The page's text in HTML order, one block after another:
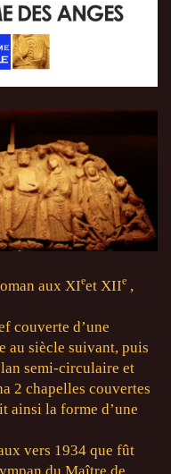
aux XIeet XIIe ,
couverte d’une
au siècle suivant, puis
semi-circulaire et
2 chapelles couvertes
ainsi la forme d’une
vers 1934 que fût
du Maître de